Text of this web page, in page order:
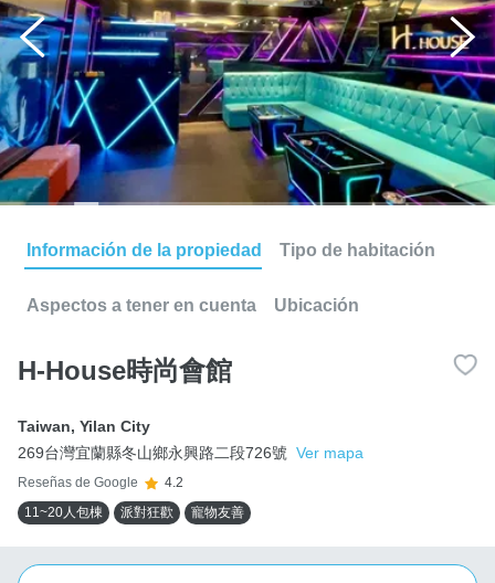
Información de la propiedad Tipo de habitación
Aspectos a tener en cuenta Ubicación
H-House時尚會館
Taiwan, Yilan City
269台灣宜蘭縣冬山鄉永興路二段726號 Ver mapa
Reseñas de Google
4.2
11~20人包棟
派對狂歡 寵物友善